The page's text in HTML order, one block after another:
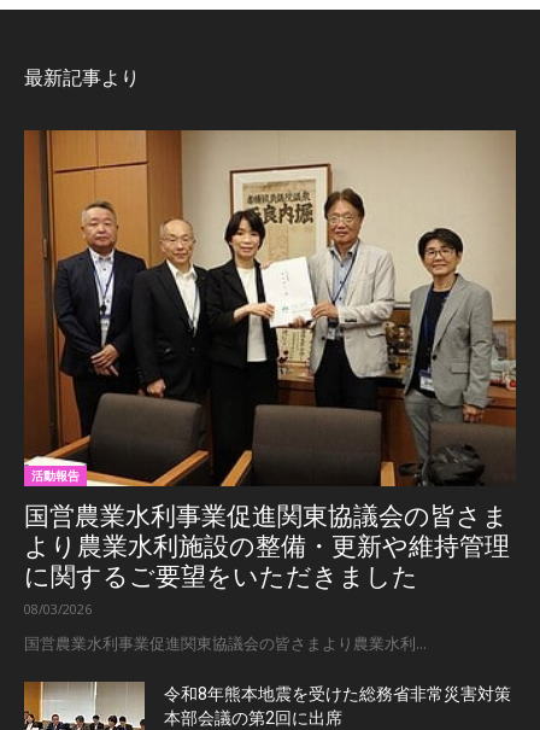
最新記事より
活動報告
国営農業水利事業促進関東協議会の皆さま
より農業水利施設の整備・更新や維持管理
に関するご要望をいただきました
08/03/2026
国営農業水利事業促進関東協議会の皆さまより農業水利...
令和8年熊本地震を受けた総務省非常災害対策
本部会議の第2回に出席